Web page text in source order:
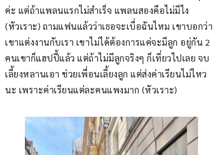
ค่ะ แต่ถ้าแพลนแรกไม่สำเร็จ แพลนสองคือไม่มีไง
(หัวเราะ) ถามแฟนแล้วว่าเธอจะเบื่อฉันไหม เขาบอกว่า
เขาแต่งงานกับเรา เขาไม่ได้ต้องการแค่จะมีลูก อยู่กัน 2
คนเขาก็แฮปปี้แล้ว แต่ถ้าไม่มีลูกจริงๆ ก็เที่ยวไปเลย จบ
เลี้ยงหลานเอา ช่วยเพื่อนเลี้ยงลูก แต่ส่งค่าเรียนไม่ไหว
นะ เพราะค่าเรียนแต่ละคนแพงมาก (หัวเราะ)